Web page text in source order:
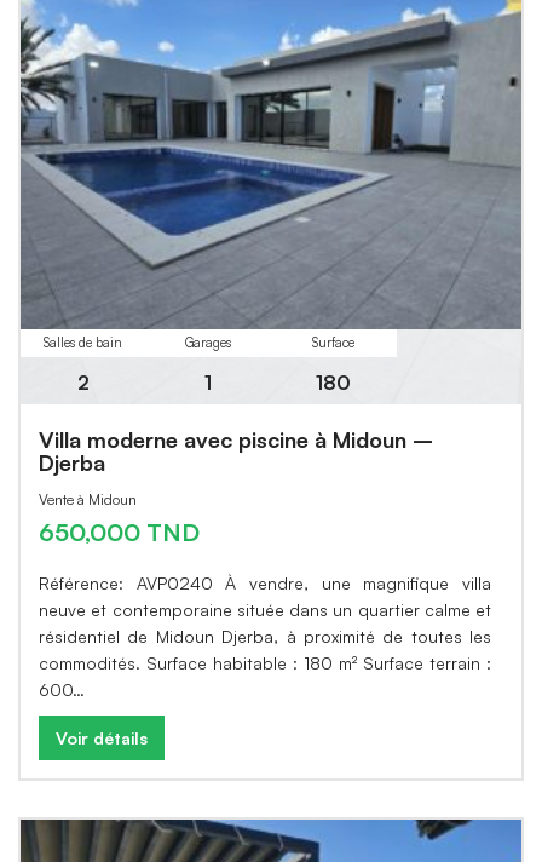
Salles de bain
2
Garages
1
Surface
180
Villa moderne avec piscine à Midoun –
Djerba
Vente à Midoun
650,000 TND
Référence: AVP0240 À vendre, une magnifique villa
neuve et contemporaine située dans un quartier calme et
résidentiel de Midoun Djerba, à proximité de toutes les
commodités. Surface habitable : 180 m² Surface terrain :
600…
Voir détails